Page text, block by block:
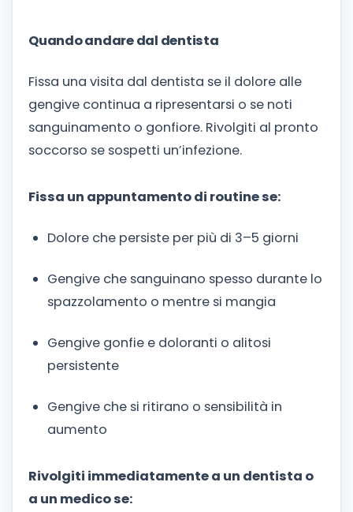
Quando andare dal dentista
Fissa una visita dal dentista se il dolore alle
gengive continua a ripresentarsi o se noti
sanguinamento o gonfiore. Rivolgiti al pronto
soccorso se sospetti un’infezione.
Fissa un appuntamento di routine se:
Dolore che persiste per più di 3–5 giorni
Gengive che sanguinano spesso durante lo
spazzolamento o mentre si mangia
Gengive gonfie e doloranti o alitosi
persistente
Gengive che si ritirano o sensibilità in
aumento
Rivolgiti immediatamente a un dentista o
a un medico se: